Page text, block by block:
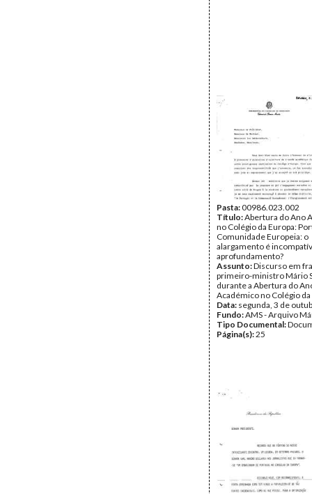
Pasta:00986.023.002
Título:Abertura do Ano
no Colégio da Europa:
Comunidade Europeia: o
alargamento é
aprofundamento?
Assunto:Discurso em
primeiro-ministro Mário
durante a Abertura do
Académico no Colégio da
Data: segunda, 3 de
Fundo:AMS - Arquivo
Tipo Documental:
Página(s):25